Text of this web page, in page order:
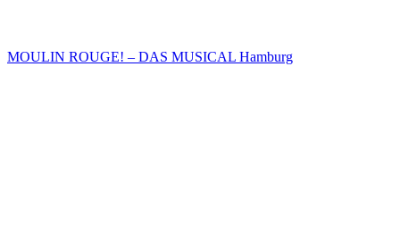
MOULIN ROUGE! – DAS MUSICAL Hamburg